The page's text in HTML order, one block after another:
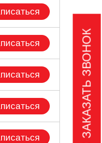
ЗАКАЗАТЬ ЗВОНОК